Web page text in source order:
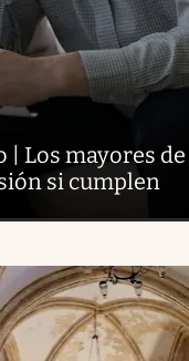
Los mayores de
si cumplen